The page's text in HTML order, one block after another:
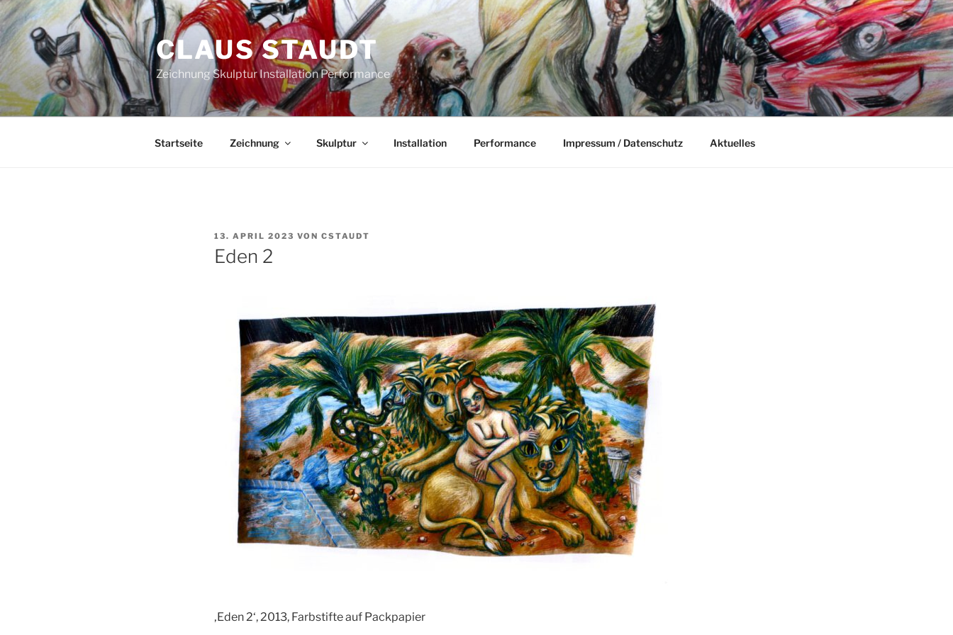
Zum
Inhalt
springen
CLAUS STAUDT
Zeichnung Skulptur Installation Performance
Startseite Zeichnung Skulptur Installation Performance Impressum / Datenschutz Aktuelles
VERÖFFENTLICHT
AM
13. APRIL 2023 VON CSTAUDT
Eden 2
‚Eden 2‘, 2013, Farbstifte auf Packpapier